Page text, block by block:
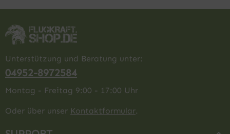
Unterstützung und Beratung unter:
04952-8972584
Montag - Freitag 9:00 - 17:00 Uhr
Oder über unser Kontaktformular.